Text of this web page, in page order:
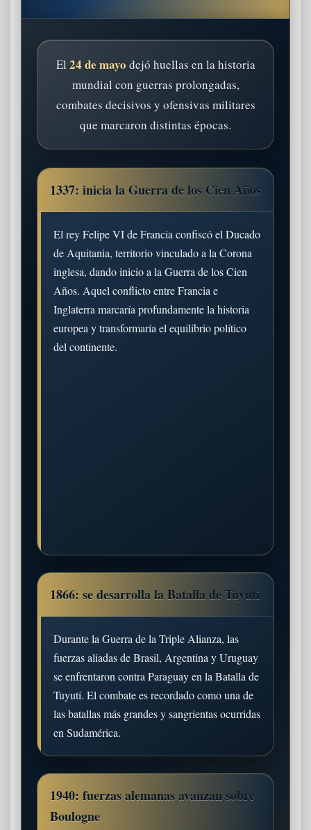
El 24 de mayo dejó huellas en la historia
mundial con guerras prolongadas,
combates decisivos y ofensivas militares
que marcaron distintas épocas.
1337: inicia la Guerra de los Cien Años
El rey Felipe VI de Francia confiscó el Ducado
de Aquitania, territorio vinculado a la Corona
inglesa, dando inicio a la Guerra de los Cien
Años. Aquel conflicto entre Francia e
Inglaterra marcaría profundamente la historia
europea y transformaría el equilibrio político
del continente.
1866: se desarrolla la Batalla de Tuyutí
Durante la Guerra de la Triple Alianza, las
fuerzas aliadas de Brasil, Argentina y Uruguay
se enfrentaron contra Paraguay en la Batalla de
Tuyutí. El combate es recordado como una de
las batallas más grandes y sangrientas ocurridas
en Sudamérica.
1940: fuerzas alemanas avanzan sobre
Boulogne